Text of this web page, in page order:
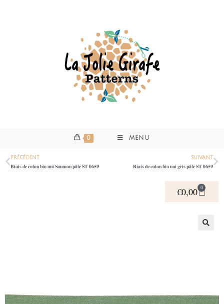
0 MENU
PRÉCÉDENT
Biais de coton bio uni Saumon pâle ST 0659
SUIVANT
Biais de coton bio uni gris pâle ST 0659
€0,00 0